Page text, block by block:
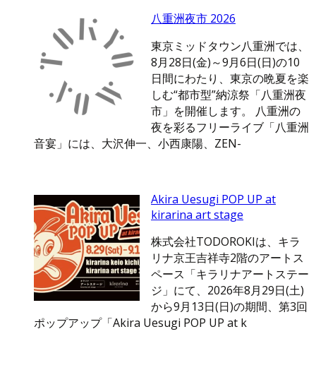
八重洲夜市 2026
東京ミッドタウン八重洲では、
8月28日(金)～9月6日(日)の10
日間にわたり、東京の晩夏を楽
しむ“都市型”納涼祭「八重洲夜
市」を開催します。 八重洲の
夜を彩るフリーライブ「八重洲
音宴」には、大沢伸一、小西康陽、ZEN-
Akira Uesugi POP UP at
kirarina art stage
株式会社TODOROKIは、キラ
リナ京王吉祥寺2階のアートス
ペース「キラリナアートステー
ジ」にて、2026年8月29日(土)
から9月13日(日)の期間、第3回
ポップアップ「Akira Uesugi POP UP at k